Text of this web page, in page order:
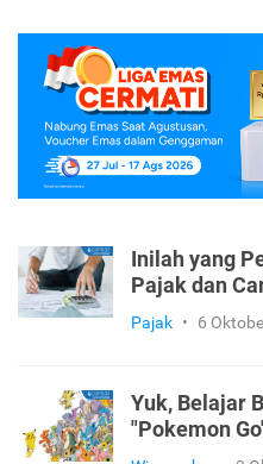
Inilah yang
Pajak dan
Pajak • 6
Yuk, Belajar
"Pokemon